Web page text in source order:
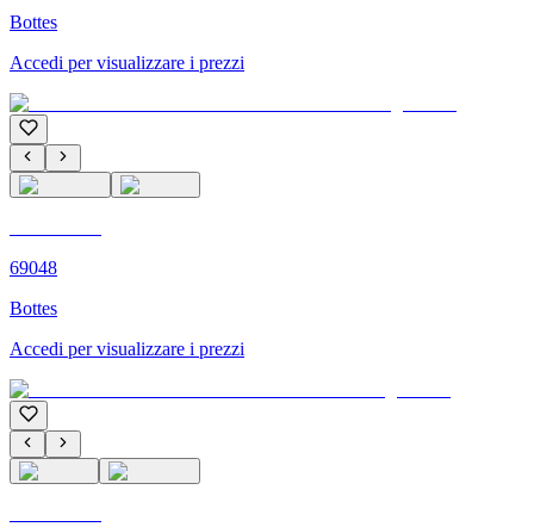
Bottes
Accedi per visualizzare i prezzi
69048
Bottes
Accedi per visualizzare i prezzi